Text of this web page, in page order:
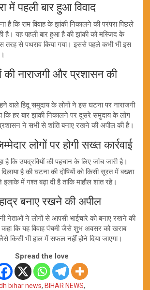
में पहली बार हुआ विवाद
है कि राम विवाह के झांकी निकालने की परंपरा पिछले
है। यह पहली बार हुआ है की झांकी को मस्जिद के
तरह से पथराव किया गया। इससे पहले कभी भी इस
की नाराजगी और प्रशासन की
वाले हिंदू समुदाय के लोगों ने इस घटना पर नाराजगी
कि हर बार झांकी निकालने पर दूसरे समुदाय के लोग
ने सभी से शांति बनाए रखने की अपील की है।
लोगों पर होगी सख्त कार्रवाई
है कि उपद्रवियों की पहचान के लिए जांच जारी है।
है की घटना की दोषियों को किसी सूरत में बख्शा
में गश्त बढ़ा दी है ताकि माहौल शांत रहे।
बनाए रखने की अपील
नेताओं ने लोगों से आपसी भाईचारे को बनाए रखने की
कि यह विवाह पंचमी जैसे शुभ अवसर को खराब
किसी भी हाल में सफल नहीं होने दिया जाएगा।
Spread the love
bihar news, BIHAR NEWS,